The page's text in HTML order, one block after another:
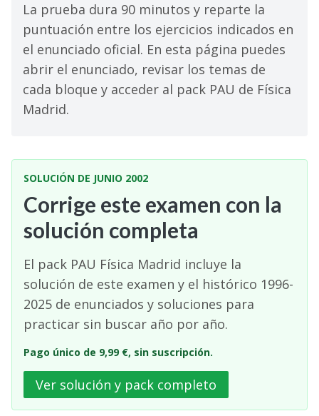
La prueba dura 90 minutos y reparte la
puntuación entre los ejercicios indicados en
el enunciado oficial. En esta página puedes
abrir el enunciado, revisar los temas de
cada bloque y acceder al pack PAU de Física
Madrid.
SOLUCIÓN DE JUNIO 2002
Corrige este examen con la
solución completa
El pack PAU Física Madrid incluye la
solución de este examen y el histórico 1996-
2025 de enunciados y soluciones para
practicar sin buscar año por año.
Pago único de 9,99 €, sin suscripción.
Ver solución y pack completo